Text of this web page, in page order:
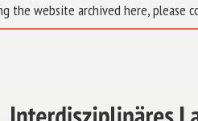
the website archived here, please